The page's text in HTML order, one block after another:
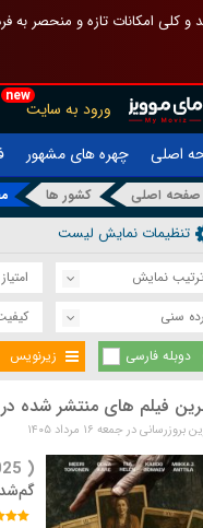
و کلی امکانات تازه و منحصر
new
ورود به سایت
اصلی
چهره های مشهور
صفحه اصلی کشور ها
تنظیمات نمایش لیست
نمایش امتیاز IMDB
رده سنی
دوبله فارسی
زیرنویس
فیلم های منتشر شده
بروزرسانی در جمعه ۱۶ مرداد ۱۴۰۵
)